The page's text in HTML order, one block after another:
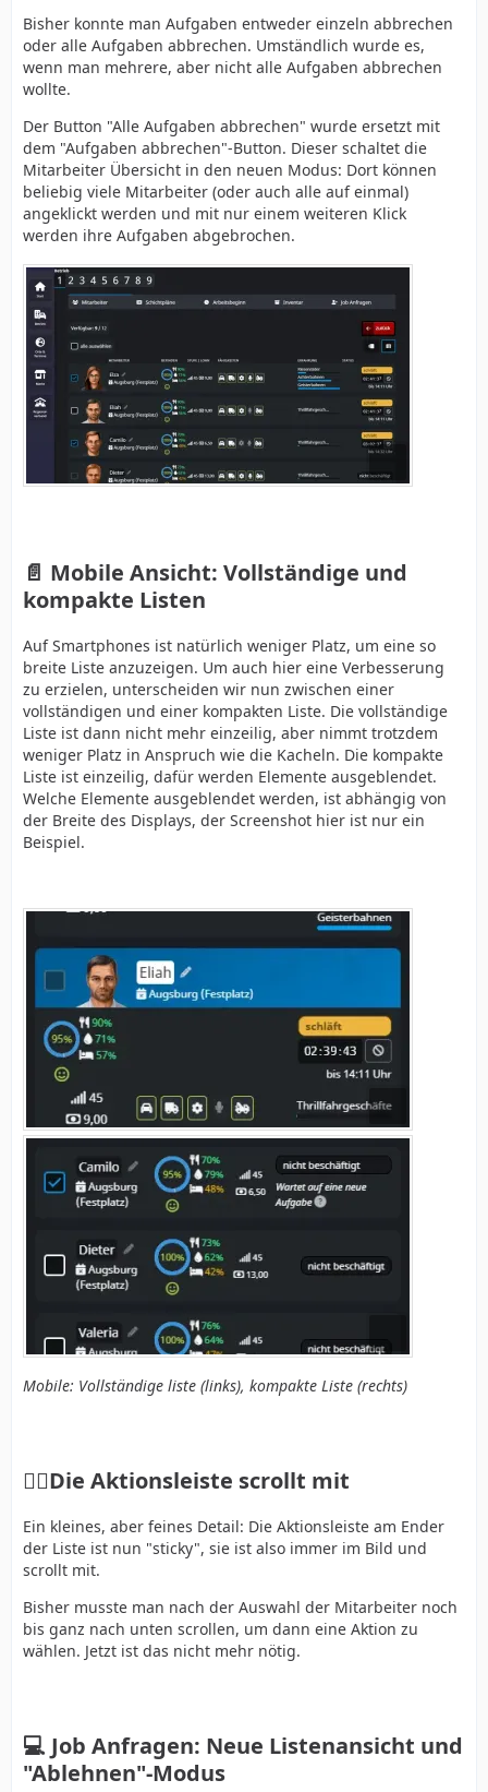
Bisher konnte man Aufgaben entweder einzeln abbrechen
oder alle Aufgaben abbrechen. Umständlich wurde es,
wenn man mehrere, aber nicht alle Aufgaben abbrechen
wollte.
Der Button "Alle Aufgaben abbrechen" wurde ersetzt mit
dem "Aufgaben abbrechen"-Button. Dieser schaltet die
Mitarbeiter Übersicht in den neuen Modus: Dort können
beliebig viele Mitarbeiter (oder auch alle auf einmal)
angeklickt werden und mit nur einem weiteren Klick
werden ihre Aufgaben abgebrochen.
📄 Mobile Ansicht: Vollständige und
kompakte Listen
Auf Smartphones ist natürlich weniger Platz, um eine so
breite Liste anzuzeigen. Um auch hier eine Verbesserung
zu erzielen, unterscheiden wir nun zwischen einer
vollständigen und einer kompakten Liste. Die vollständige
Liste ist dann nicht mehr einzeilig, aber nimmt trotzdem
weniger Platz in Anspruch wie die Kacheln. Die kompakte
Liste ist einzeilig, dafür werden Elemente ausgeblendet.
Welche Elemente ausgeblendet werden, ist abhängig von
der Breite des Displays, der Screenshot hier ist nur ein
Beispiel.
Mobile: Vollständige liste (links), kompakte Liste (rechts)
🙂‍↕️Die Aktionsleiste scrollt mit
Ein kleines, aber feines Detail: Die Aktionsleiste am Ender
der Liste ist nun "sticky", sie ist also immer im Bild und
scrollt mit.
Bisher musste man nach der Auswahl der Mitarbeiter noch
bis ganz nach unten scrollen, um dann eine Aktion zu
wählen. Jetzt ist das nicht mehr nötig.
💻 Job Anfragen: Neue Listenansicht und
"Ablehnen"-Modus